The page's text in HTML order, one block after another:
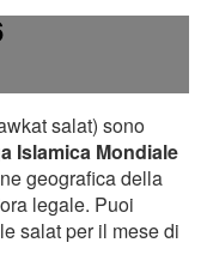
salat) sono
Islamica Mondiale
geografica della
legale. Puoi
salat per il mese di